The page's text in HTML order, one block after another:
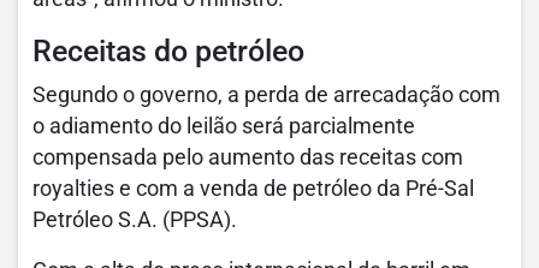
Receitas do petróleo
Segundo o governo, a perda de arrecadação com
o adiamento do leilão será parcialmente
compensada pelo aumento das receitas com
royalties e com a venda de petróleo da Pré-Sal
Petróleo S.A. (PPSA).